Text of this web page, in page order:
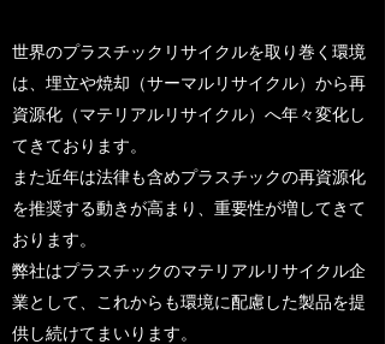
世界のプラスチックリサイクルを取り巻く環境
は、埋立や焼却（サーマルリサイクル）から再
資源化（マテリアルリサイクル）へ年々変化し
てきております。
また近年は法律も含めプラスチックの再資源化
を推奨する動きが高まり、重要性が増してきて
おります。
弊社はプラスチックのマテリアルリサイクル企
業として、これからも環境に配慮した製品を提
供し続けてまいります。